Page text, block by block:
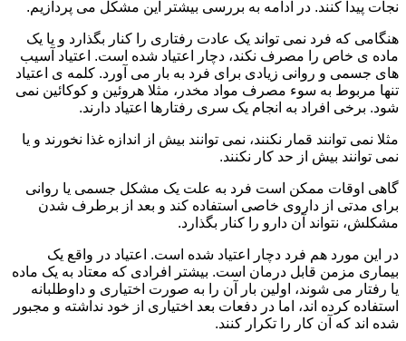
نجات پیدا کنند. در ادامه به بررسی بیشتر این مشکل می پردازیم.
هنگامی که فرد نمی تواند یک عادت رفتاری را کنار بگذارد و یا یک
ماده ی خاص را مصرف نکند، دچار اعتیاد شده است. اعتیاد آسیب
های جسمی و روانی زیادی برای فرد به بار می آورد. کلمه ی اعتیاد
تنها مربوط به سوء مصرف مواد مخدر، مثلا هروئین و کوکائین نمی
شود. برخی افراد به انجام یک سری رفتارها اعتیاد دارند.
مثلا نمی توانند قمار نکنند، نمی توانند بیش از اندازه غذا نخورند و یا
نمی توانند بیش از حد کار نکنند.
گاهی اوقات ممکن است فرد به علت یک مشکل جسمی یا روانی
برای مدتی از داروی خاصی استفاده کند و بعد از برطرف شدن
مشکلش، نتواند آن دارو را کنار بگذارد.
در این مورد هم فرد دچار اعتیاد شده است. اعتیاد در واقع یک
بیماری مزمن قابل درمان است. بیشتر افرادی که معتاد به یک ماده
یا رفتار می شوند، اولین بار آن را به صورت اختیاری و داوطلبانه
استفاده کرده اند، اما در دفعات بعد اختیاری از خود نداشته و مجبور
شده اند که آن کار را تکرار کنند.